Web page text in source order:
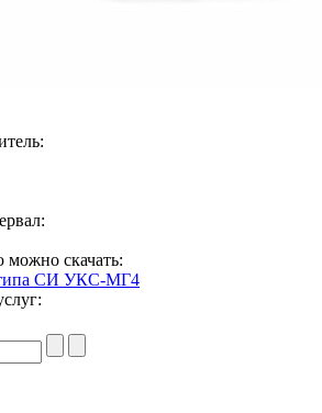
скачать:
типа СИ УКС-МГ4